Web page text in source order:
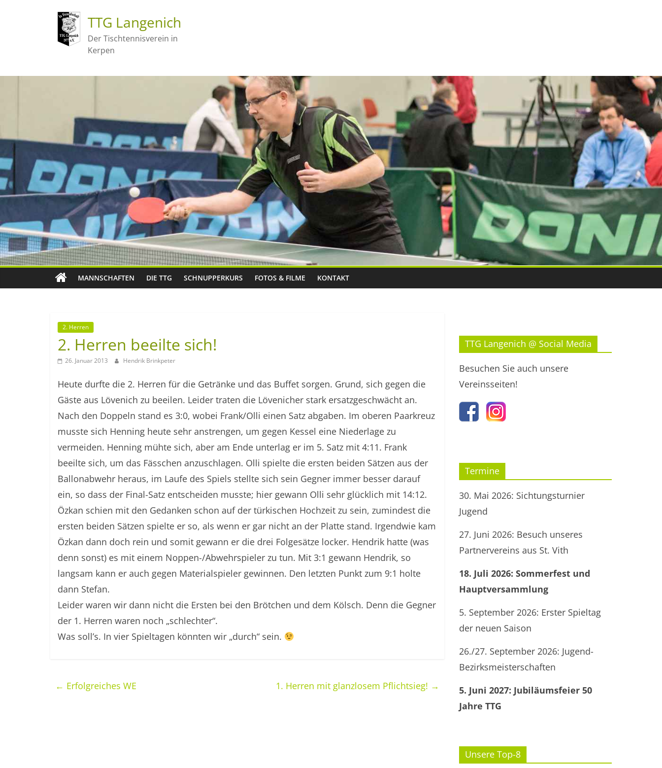
TTG Langenich
Der Tischtennisverein in
Kerpen
MANNSCHAFTEN DIE TTG SCHNUPPERKURS FOTOS & FILME KONTAKT
2. Herren
2. Herren beeilte sich!
26. Januar 2013 Hendrik Brinkpeter
Heute durfte die 2. Herren für die Getränke und das Buffet sorgen. Grund, sich gegen die
Gäste aus Lövenich zu beeilen. Leider traten die Lövenicher stark ersatzgeschwächt an.
Nach den Doppeln stand es 3:0, wobei Frank/Olli einen Satz abgaben. Im oberen Paarkreuz
musste sich Henning heute sehr anstrengen, um gegen Kessel eine Niederlage zu
vermeiden. Henning mühte sich, aber am Ende unterlag er im 5. Satz mit 4:11. Frank
beeilte sich, um das Fässchen anzuschlagen. Olli spielte die ersten beiden Sätzen aus der
Ballonabwehr heraus, im Laufe des Spiels stellte sich sein Gegner immer besser darauf
ein, so dass der Final-Satz entscheiden musste; hier gewann Olli sehr glücklich mit 14:12.
Özkan schien mit den Gedanken schon auf der türkischen Hochzeit zu sein, zumindest die
ersten beiden Sätzen spielte er so, als wenn er gar nicht an der Platte stand. Irgendwie kam
Özkan dann doch rein und somit gewann er die drei Folgesätze locker. Hendrik hatte (was
denn sonst) es mit einem Noppen-/Abwehrspieler zu tun. Mit 3:1 gewann Hendrik, so
langsam kann er auch gegen Materialspieler gewinnen. Den letzten Punkt zum 9:1 holte
dann Stefan.
Leider waren wir dann nicht die Ersten bei den Brötchen und dem Kölsch. Denn die Gegner
der 1. Herren waren noch „schlechter“.
Was soll’s. In vier Spieltagen könnten wir „durch“ sein.
← Erfolgreiches WE 1. Herren mit glanzlosem Pflichtsieg! →
TTG Langenich @ Social Media
Besuchen Sie auch unsere
Vereinsseiten!
Termine
30. Mai 2026: Sichtungsturnier
Jugend
27. Juni 2026: Besuch unseres
Partnervereins aus St. Vith
18. Juli 2026: Sommerfest und
Hauptversammlung
5. September 2026: Erster Spieltag
der neuen Saison
26./27. September 2026: Jugend-
Bezirksmeisterschaften
5. Juni 2027: Jubiläumsfeier 50
Jahre TTG
Unsere Top-8